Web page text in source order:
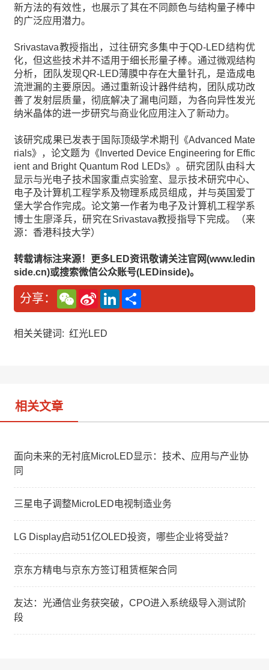
新方法的有效性，也展示了其在不同颜色与结构量子棒中
的广泛应用潜力。
Srivastava教授指出，过往研究多集中于QD-LED结构优
化，但这些技术并不适用于细长形量子棒。通过微观结构
分析，团队发现QR-LED薄膜中存在大量针孔，是造成电
流泄漏的主要原因。通过重新设计器件结构，团队成功改
善了发射层质量，彻底解决了漏电问题，为各向异性发光
纳米晶体的进一步研究与商业化应用注入了新动力。
该研究成果已发表于国际顶级学术期刊《Advanced Mate
rials》，论文题为《Inverted Device Engineering for Effic
ient and Bright Quantum Rod LEDs》。研究团队由科大
显示与光电子技术国家重点实验室、显示技术研究中心、
电子及计算机工程学系及物理系成员组成，并与英国爱丁
堡大学合作完成。论文第一作者为电子及计算机工程学系
博士生廖泽兵，研究在Srivastava教授指导下完成。（来
源：香港科技大学）
转载请标注来源！更多LED资讯敬请关注官网(www.ledin
side.cn)或搜索微信公众账号(LEDinside)。
分享：
W
e
C
a
S
n
W
L
n
相关关键词: 红光LED
相关文章
面向未来的无衬底MicroLED显示：技术、应用与产业协
同
三星电子调整MicroLED电视制造业务
LG Display启动51亿OLED投资，哪些企业将受益？
京东方精电与京东方签订租赁框架合同
友达：光通信业务获突破，CPO进入系统级导入测试阶
段